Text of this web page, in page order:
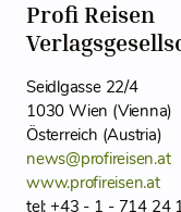
Profi Reisen
Seidlgasse 22/4
1030 Wien (Vienna)
Österreich (Austria)
news@profireisen.at
www.profireisen.at
tel: +43 - 1 - 714 24